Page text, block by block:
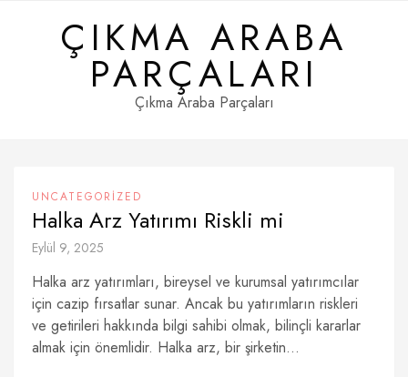
ÇIKMA ARABA
PARÇALARI
Çıkma Araba Parçaları
UNCATEGORIZED
Halka Arz Yatırımı Riskli mi
Eylül 9, 2025
Halka arz yatırımları, bireysel ve kurumsal yatırımcılar
için cazip fırsatlar sunar. Ancak bu yatırımların riskleri
ve getirileri hakkında bilgi sahibi olmak, bilinçli kararlar
almak için önemlidir. Halka arz, bir şirketin...